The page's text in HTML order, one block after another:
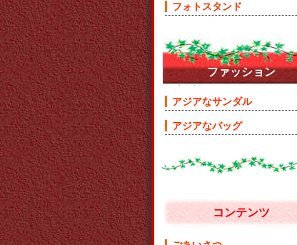
フォトスタンド
ファッション
アジアなサンダル
アジアなバッグ
コンテンツ